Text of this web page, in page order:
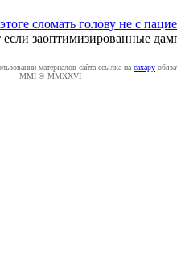
сломать голову не с
заоптимизированные
материалов сайта ссылка на caxapу
MMI © MMXXVI